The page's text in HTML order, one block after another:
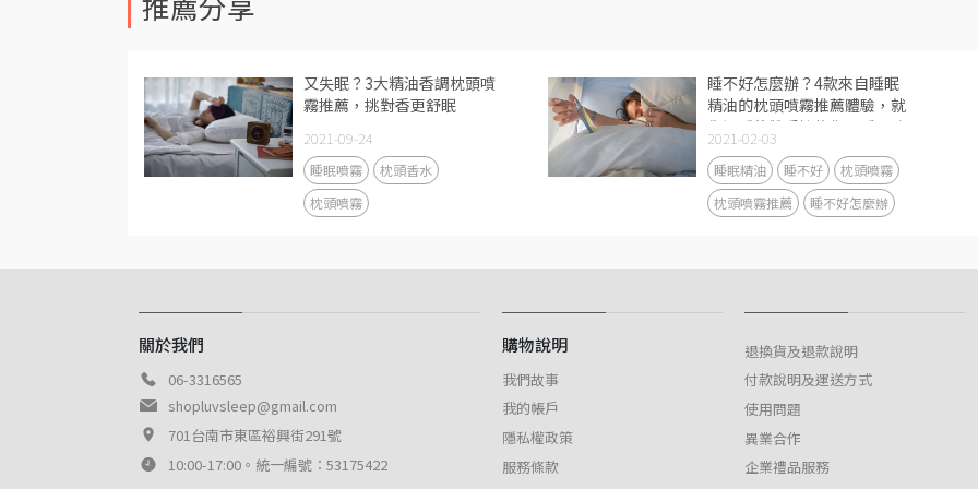
又失眠？3大精油香調枕頭噴
霧推薦，挑對香更舒眠
2021-09-24
睡眠噴霧
枕頭香水
枕頭噴霧
睡不好怎麼辦？4款來自睡眠
精油的枕頭噴霧推薦體驗，就
像溫暖的雙手擁抱你入睡，陪
你睡得更香更甜
2021-02-03
睡眠精油 睡不好
枕頭噴霧
枕頭噴霧推薦
睡不好怎麼辦
關於我們
06-3316565
shopluvsleep@gmail.com
701台南市東區裕興街291號
10:00-17:00。統一編號：53175422
購物說明
我們故事
我的帳戶
隱私權政策
服務條款
退換貨及退款說明
付款說明及運送方式
使用問題
異業合作
企業禮品服務